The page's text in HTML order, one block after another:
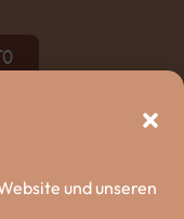
und unseren